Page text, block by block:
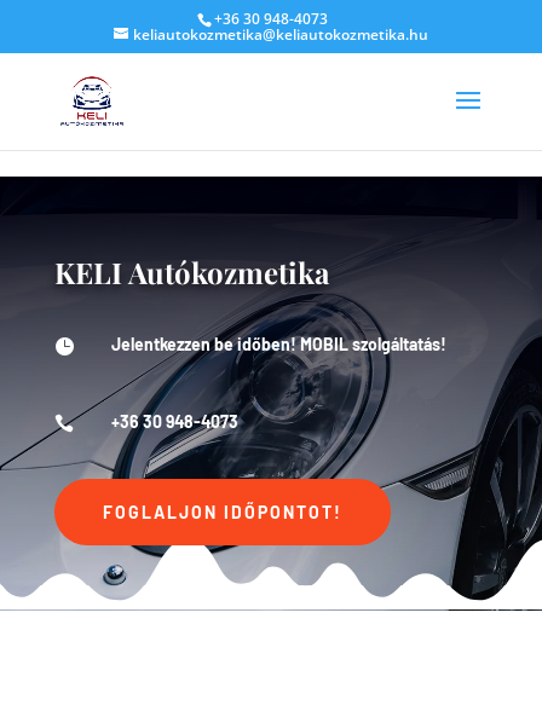
+36 30 948-4073
keliautokozmetika@keliautokozmetika.hu
KELI Autókozmetika
 Jelentkezzen be időben! MOBIL szolgáltatás!
 +36 30 948-4073
FOGLALJON IDŐPONTOT!